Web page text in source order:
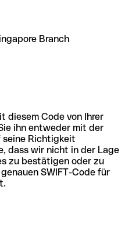
Branch
diesem Code von Ihrer
ihn entweder mit der
seine Richtigkeit
dass wir nicht in der Lage
zu bestätigen oder zu
SWIFT-Code für